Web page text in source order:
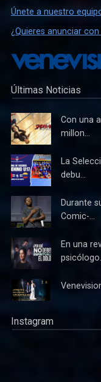
Únete a nuestro
¿Quieres anunciar
Últimas Noticias
Con una
millon...
La
debu...
Durante
Comic-...
En una
psicólogo...
Instagram